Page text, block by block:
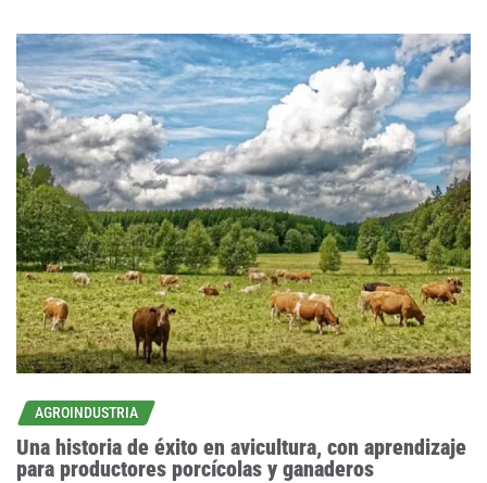
AGROINDUSTRIA
Una historia de éxito en avicultura, con aprendizaje
para productores porcícolas y ganaderos